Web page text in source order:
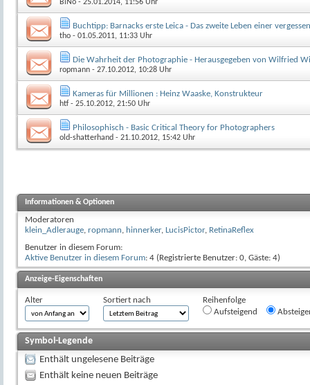
BiNo - 25.01.2014, 11:56 Uhr
Buchtipp: Barnacks erste Leica - Das zweite Leben einer
tho - 01.05.2011, 11:33 Uhr
Die Wahrheit der Photographie - Herausgegeben von Wilfried
ropmann - 27.10.2012, 10:28 Uhr
Kameras für Millionen : Heinz Waaske, Konstrukteur
htf- 25.10.2012, 21:50 Uhr
Philosophisch - Basic Critical Theory for Photographers
old-shatterhand - 21.10.2012, 15:42 Uhr
Informationen & Optionen
Moderatoren
klein_Adlerauge, ropmann, hinnerker, LucisPictor, RetinaReflex
Benutzer in diesem Forum:
Aktive Benutzer in diesem Forum: 4 (Registrierte Benutzer: 0, Gäste: 4)
Anzeige-Eigenschaften
Alter Sortiert nach
Reihenfolge
Aufsteigend
Symbol-Legende
Enthält ungelesene Beiträge
Enthält keine neuen Beiträge